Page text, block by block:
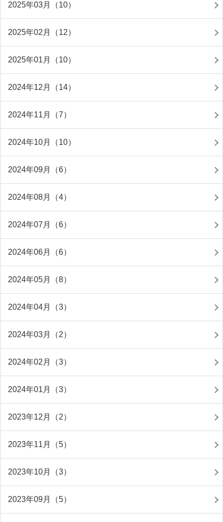
2025年03月（10）
2025年02月（12）
2025年01月（10）
2024年12月（14）
2024年11月（7）
2024年10月（10）
2024年09月（6）
2024年08月（4）
2024年07月（6）
2024年06月（6）
2024年05月（8）
2024年04月（3）
2024年03月（2）
2024年02月（3）
2024年01月（3）
2023年12月（2）
2023年11月（5）
2023年10月（3）
2023年09月（5）